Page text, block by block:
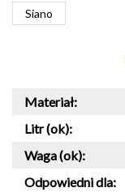
Siano
Materiał:
Litr (ok):
Waga (ok):
Odpowiedni dla: